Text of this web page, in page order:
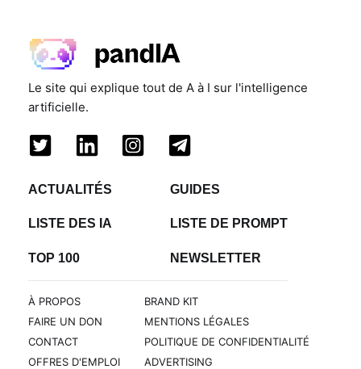
Le site qui explique tout de A à I sur l'intelligence
artificielle.
ACTUALITÉS GUIDES
LISTE DES IA LISTE DE PROMPT
TOP 100 NEWSLETTER
À PROPOS
FAIRE UN DON
CONTACT
OFFRES D'EMPLOI
BRAND KIT
MENTIONS LÉGALES
POLITIQUE DE CONFIDENTIALITÉ
ADVERTISING